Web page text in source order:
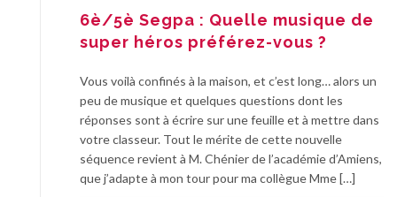
6è/5è Segpa : Quelle musique de
super héros préférez-vous ?
Vous voilà confinés à la maison, et c’est long… alors un
peu de musique et quelques questions dont les
réponses sont à écrire sur une feuille et à mettre dans
votre classeur. Tout le mérite de cette nouvelle
séquence revient à M. Chénier de l’académie d’Amiens,
que j’adapte à mon tour pour ma collègue Mme […]